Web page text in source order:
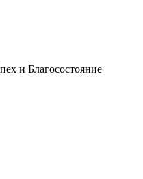
и Благосостояние